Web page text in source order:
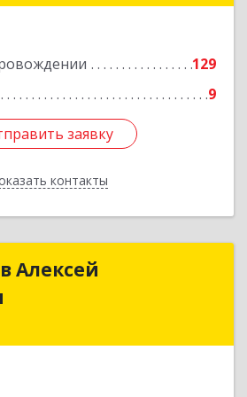
129
9
заявку
контакты
Подробнее
заявку
Назад
Алексей
Кузнецов Алексей